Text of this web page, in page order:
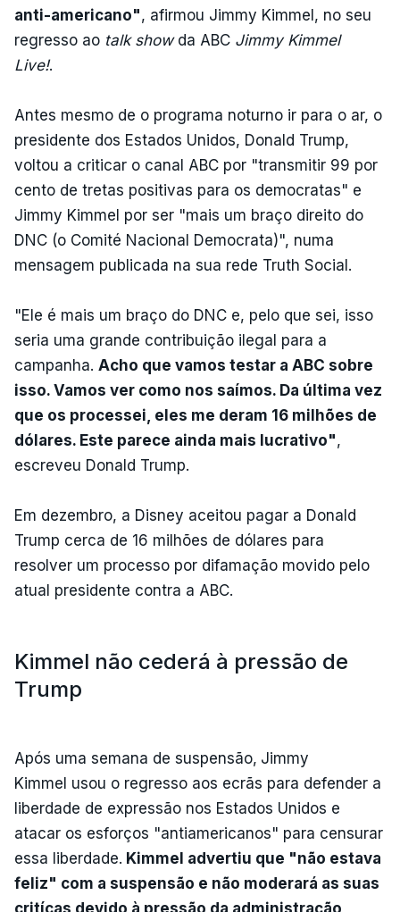
anti-americano", afirmou Jimmy Kimmel, no seu
regresso ao talk showda ABC Jimmy Kimmel
Live!.
Antes mesmo de o programa noturno ir para o ar, o
presidente dos Estados Unidos, Donald Trump,
voltou a criticar o canal ABC por "transmitir 99 por
cento de tretas positivas para os democratas" e
Jimmy Kimmel por ser "mais um braço direito do
DNC (o Comité Nacional Democrata)", numa
mensagem publicada na sua rede Truth Social.
"Ele é mais um braço do DNC e, pelo que sei, isso
seria uma grande contribuição ilegal para a
campanha. Acho que vamos testar a ABC sobre
isso. Vamos ver como nos saímos. Da última vez
que os processei, eles me deram 16 milhões de
dólares. Este parece ainda mais lucrativo",
escreveu Donald Trump.
Em dezembro, a Disney aceitou pagar a Donald
Trump cerca de 16 milhões de dólares para
resolver um processo por difamação movido pelo
atual presidente contra a ABC.
Kimmel não cederá à pressão de
Trump
Após uma semana de suspensão, Jimmy
Kimmel usou o regresso aos ecrãs para defender a
liberdade de expressão nos Estados Unidos e
atacar os esforços "antiamericanos" para censurar
essa liberdade. Kimmel advertiu que "não estava
feliz" com a suspensão e não moderará as suas
critícas devido à pressão da administração